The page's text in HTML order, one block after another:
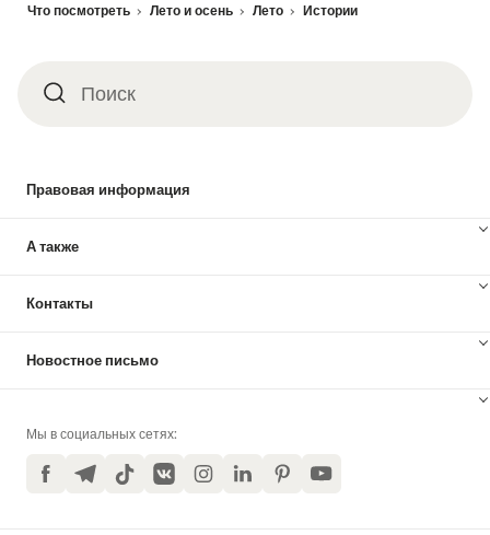
Что посмотреть
Лето и осень Лето Истории
ПоискПоиск
Правовая информация
А также
Контакты
Новостное письмо
Мы в социальных сетях:
FacebookTelegramTikTokVKontakteInstagramLinkedInPinterestYouTube